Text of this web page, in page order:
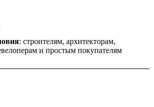
: строителям, архитекторам,
и простым покупателям